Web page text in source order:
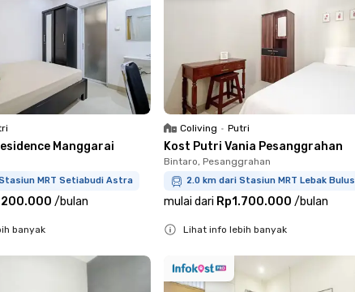
Manggarai
MRT Setiabudi Astra
/bulan
banyak
Coliving • Putri
Kost Putri Vania Pesanggrahan
Bintaro, Pesanggrahan
2.0 km dari Stasiun MRT Lebak Bulus
mulai dari Rp1.700.000 /bulan
Lihat info lebih banyak